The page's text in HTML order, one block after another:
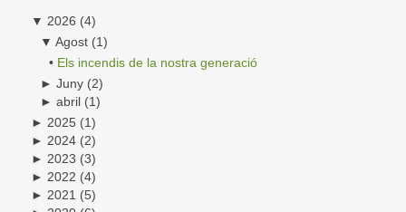
▼ 2026 (4)
▼ Agost (1)
• Els incendis de la nostra generació
► Juny (2)
► abril (1)
► 2025 (1)
► 2024 (2)
► 2023 (3)
► 2022 (4)
► 2021 (5)